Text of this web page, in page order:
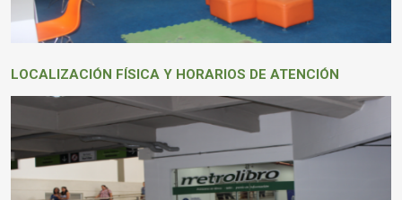
LOCALIZACIÓN FÍSICA Y HORARIOS DE ATENCIÓN